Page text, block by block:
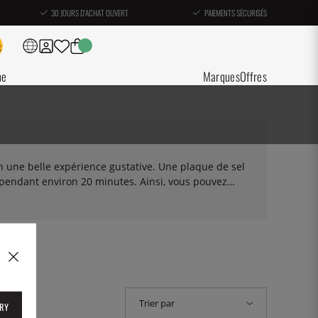
30 JOURS D'ACHAT OUVERT PAIEMENTS SÉCURISÉS
MarquesOffres
belle expérience gustative. Une plaque de sel
environ 20 minutes. Ainsi, vous pouvez
plaque de sel a également une surface
de plaques de sel.
Trier par